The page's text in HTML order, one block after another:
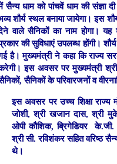
सैन्य धाम को पांचवें धाम की संज्ञा
शौर्य स्थल बनाया जायेगा। इस
वाले सैनिकों का नाम होगा।
की सुविधाएं उपलब्ध होंगी।
है। मुख्यमंत्री ने कहा कि राज्य
इस अवसर पर मुख्यमंत्री श्री
सैनिकों के परिवारजनों व
इस अवसर पर उच्च शिक्षा राज्य
जोशी, श्री खजान दास, श्री
ओपी कौशिक, ब्रिगेडियर के.जी.
श्री सी. रविशंकर सहित वरिष्ठ
थे।